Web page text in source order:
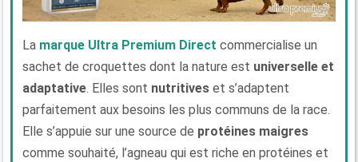
La marque Ultra Premium Direct commercialise un
sachet de croquettes dont la nature est universelle et
adaptative. Elles sont nutritives et s’adaptent
parfaitement aux besoins les plus communs de la race.
Elle s’appuie sur une source de protéines maigres
comme souhaité, l’agneau qui est riche en protéines et